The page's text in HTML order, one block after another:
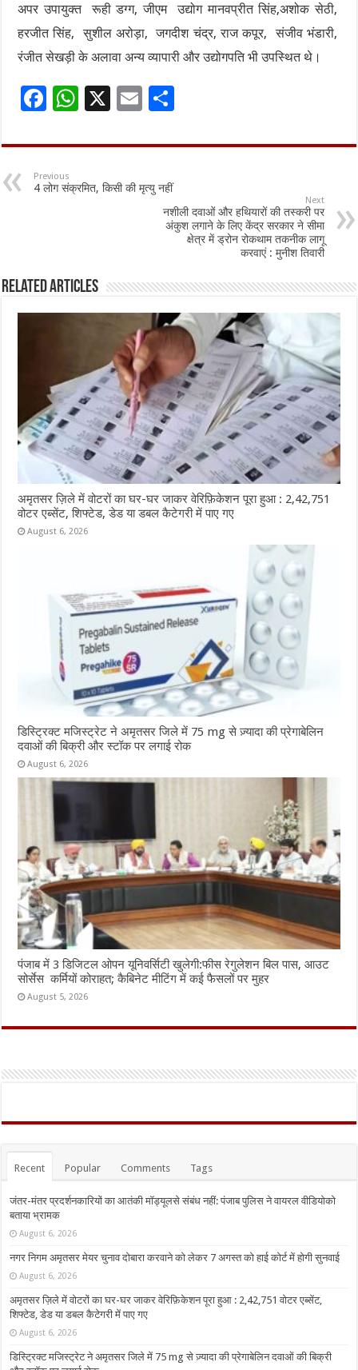
अपर उपायुक्त रूही डग्ग, जीएम उद्योग मानवप्रीत सिंह,अशोक सेठी,
हरजीत सिंह, सुशील अरोड़ा, जगदीश चंद्र, राज कपूर, संजीव भंडारी,
रंजीत सेखड़ी के अलावा अन्य व्यापारी और उद्योगपति भी उपस्थित थे।
F
e
b
o
W
at
sA
p
X
E
ai ar
Previous
4 लोग संक्रमित, किसी की मृत्यु नहीं
Next
नशीली दवाओं और हथियारों की तस्करी पर
अंकुश लगाने के लिए केंद्र सरकार ने सीमा
क्षेत्र में ड्रोन रोकथाम तकनीक लागू
करवाएं : मुनीश तिवारी
Related Articles
अमृतसर ज़िले में वोटरों का घर-घर जाकर वेरिफ़िकेशन पूरा हुआ : 2,42,751
वोटर एब्सेंट, शिफ्टेड, डेड या डबल कैटेगरी में पाए गए
August 6, 2026
डिस्ट्रिक्ट मजिस्ट्रेट ने अमृतसर जिले में 75 mg से ज़्यादा की प्रेगाबेलिन
दवाओं की बिक्री और स्टॉक पर लगाई रोक
August 6, 2026
पंजाब में 3 डिजिटल ओपन यूनिवर्सिटी खुलेगी:फीस रेगुलेशन बिल पास, आउट
सोर्सेस कर्मियों कोराहत; कैबिनेट मीटिंग में कई फैसलों पर मुहर
August 5, 2026
Recent Popular Comments Tags
जंतर-मंतर प्रदर्शनकारियों का आतंकी मॉड्यूलसे संबंध नहीं: पंजाब पुलिस ने वायरल वीडियोको
बताया भ्रामक
August 6, 2026
नगर निगम अमृतसर मेयर चुनाव दोबारा करवाने को लेकर 7 अगस्त को हाई कोर्ट में होगी सुनवाई
August 6, 2026
अमृतसर ज़िले में वोटरों का घर-घर जाकर वेरिफ़िकेशन पूरा हुआ : 2,42,751 वोटर एब्सेंट,
शिफ्टेड, डेड या डबल कैटेगरी में पाए गए
August 6, 2026
डिस्ट्रिक्ट मजिस्ट्रेट ने अमृतसर जिले में 75 mg से ज़्यादा की प्रेगाबेलिन दवाओं की बिक्री